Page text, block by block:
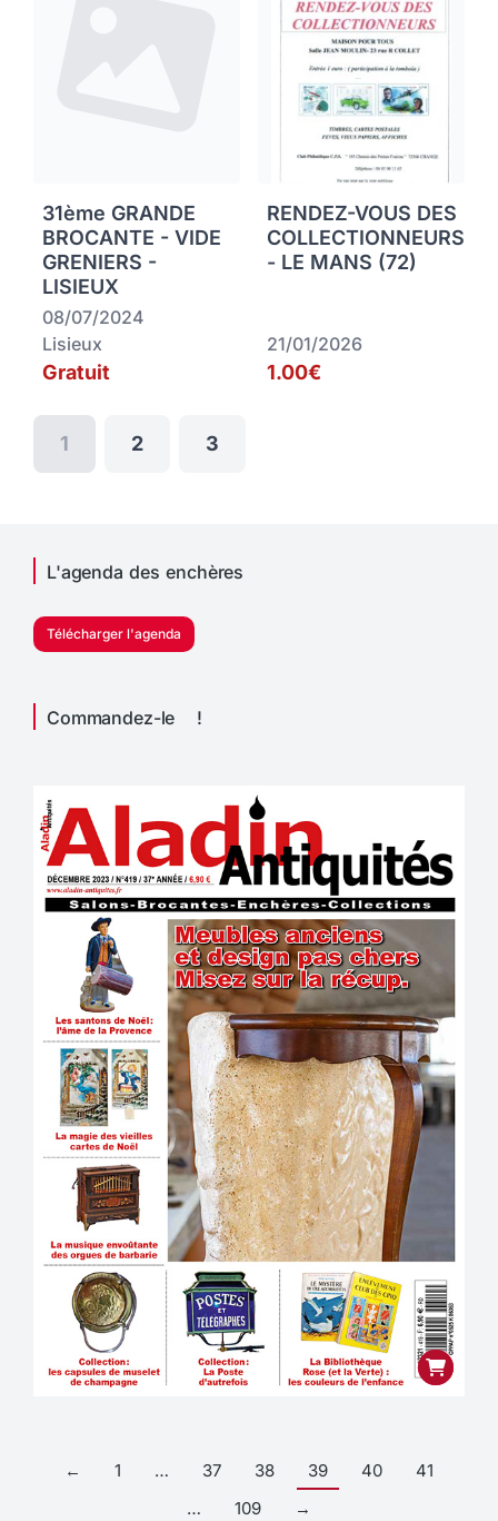
31ème GRANDE
BROCANTE - VIDE
GRENIERS -
LISIEUX
08/07/2024
Lisieux
Gratuit
RENDEZ-VOUS DES
COLLECTIONNEURS
- LE MANS (72)
21/01/2026
1.00€
1 2 3
L'agenda des enchères
Télécharger l'agenda
Commandez-le !
← 1 … 37 38 39 40
41
…
109 →